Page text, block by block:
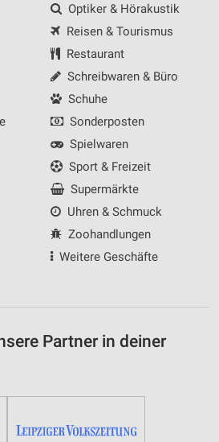
Optiker & Hörakustik
Reisen & Tourismus
Restaurant
Schreibwaren & Büro
Schuhe
Sonderposten
Spielwaren
Sport & Freizeit
Supermärkte
Uhren & Schmuck
Zoohandlungen
Weitere Geschäfte
Partner in deiner